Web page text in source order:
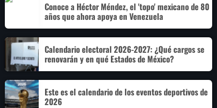
Conoce a Héctor Méndez, el 'topo' mexicano de 80
años que ahora apoya en Venezuela
Calendario electoral 2026-2027: ¿Qué cargos se
renovarán y en qué Estados de México?
Este es el calendario de los eventos deportivos de
2026